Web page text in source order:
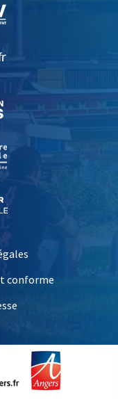
, Ouvre une nouvelle
, Ouvre une nouvelle
conforme